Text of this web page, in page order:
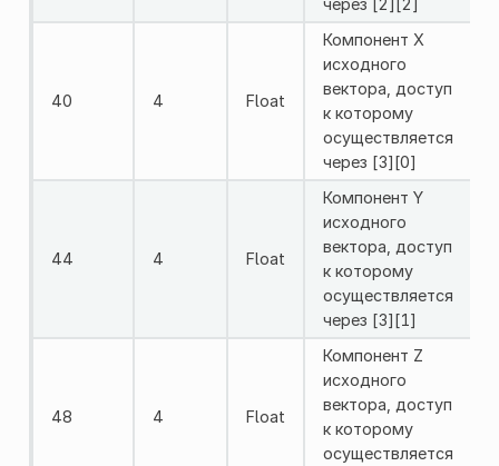
40 4 Float
Компонент X
исходного
вектора, доступ
к которому
осуществляется
через [3][0]
44 4 Float
Компонент Y
исходного
вектора, доступ
к которому
осуществляется
через [3][1]
48 4 Float
Компонент Z
исходного
вектора, доступ
к которому
осуществляется